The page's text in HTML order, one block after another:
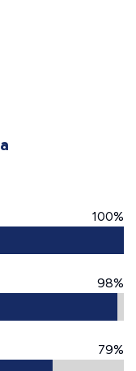
100%
98%
79%